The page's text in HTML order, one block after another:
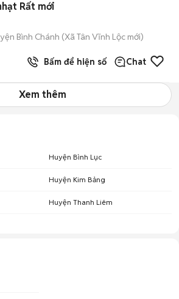
Rất mới
Bình Chánh (Xã Tân Vĩnh Lộc mới)
Bấm để hiện số Chat
Xem thêm
Huyện Bình Lục
Huyện Kim Bảng
Huyện Thanh Liêm